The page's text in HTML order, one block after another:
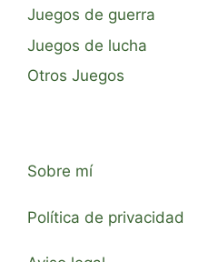
Juegos de guerra
Juegos de lucha
Otros Juegos
Sobre mí
Política de privacidad